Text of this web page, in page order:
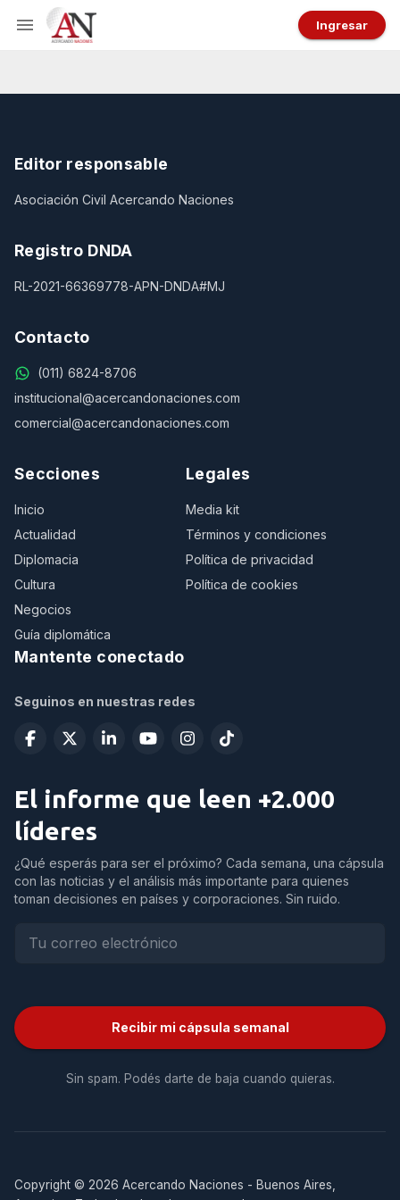
Ingresar
Editor responsable
Asociación Civil Acercando Naciones
Registro DNDA
RL-2021-66369778-APN-DNDA#MJ
Contacto
(011) 6824-8706
institucional@acercandonaciones.com
comercial@acercandonaciones.com
Secciones
Inicio
Actualidad
Diplomacia
Cultura
Negocios
Guía diplomática
Legales
Media kit
Términos y condiciones
Política de privacidad
Política de cookies
Mantente conectado
Seguinos en nuestras redes
El informe que leen +2.000
líderes
¿Qué esperás para ser el próximo? Cada semana, una cápsula
con las noticias y el análisis más importante para quienes
toman decisiones en países y corporaciones. Sin ruido.
Recibir mi cápsula semanal
Sin spam. Podés darte de baja cuando quieras.
Copyright © 2026 Acercando Naciones - Buenos Aires,